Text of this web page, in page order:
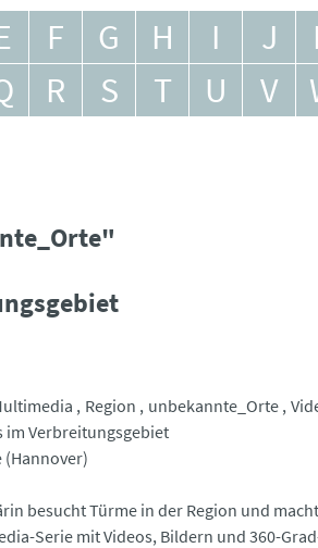
F G H I J
R S T U V
Region unbekannte_Orte
im Verbreitungsgebiet
(Hannover)
besucht Türme in der Region und
Serie mit Videos, Bildern und 360-